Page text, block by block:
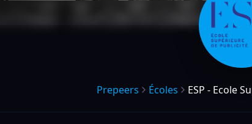
Prepeers Écoles ESP - Ecole